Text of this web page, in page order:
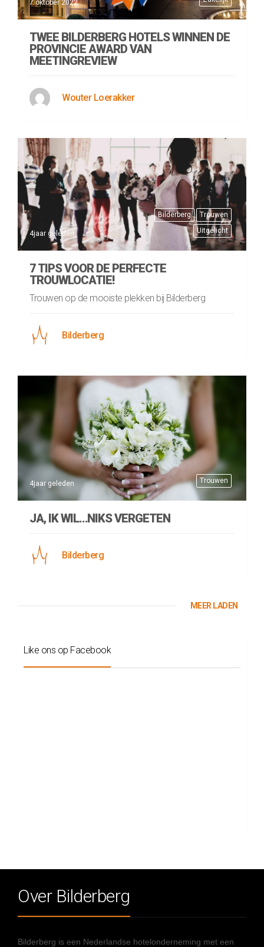
7 oktober 2022
TWEE BILDERBERG HOTELS WINNEN DE
PROVINCIE AWARD VAN
MEETINGREVIEW
Wouter Loerakker
Bilderberg
Trouwen
Uitgelicht
4jaar geleden
7 TIPS VOOR DE PERFECTE
TROUWLOCATIE!
Trouwen op de mooiste plekken bij Bilderberg
Bilderberg
Trouwen
4jaar geleden
JA, IK WIL…NIKS VERGETEN
Bilderberg
MEER LADEN
Like ons op Facebook
Over Bilderberg
Bilderberg is een Nederlandse hotelonderneming met een